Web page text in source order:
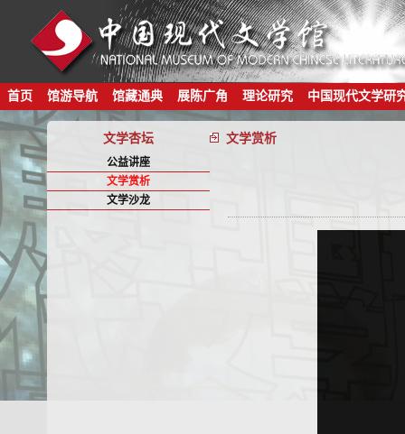
首页 馆游导航 馆藏通典 展陈广角 理论研究 中国现代文学研
文学杏坛 文学赏析
公益讲座
文学赏析
文学沙龙